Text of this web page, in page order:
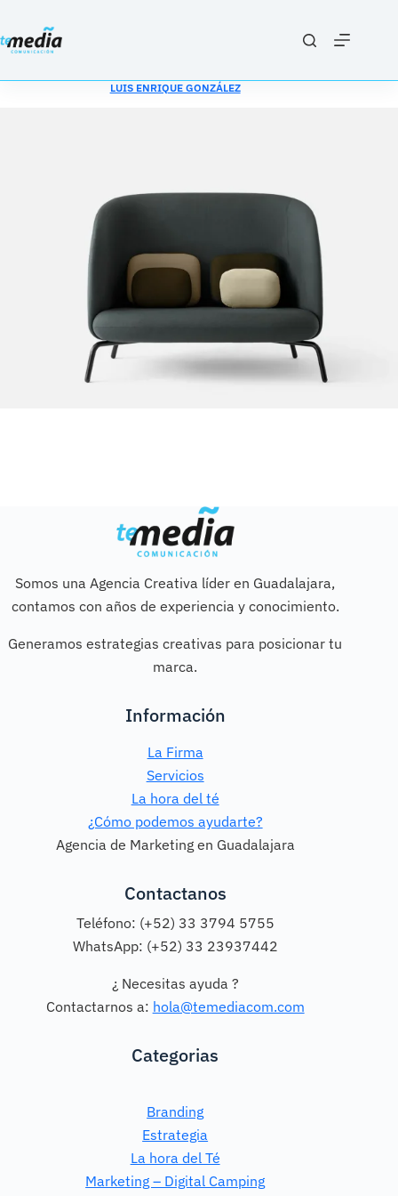
al
contenido
LUIS ENRIQUE GONZÁLEZ
Somos una Agencia Creativa líder en Guadalajara,
contamos con años de experiencia y conocimiento.
Generamos estrategias creativas para posicionar tu
marca.
Información
La Firma
Servicios
La hora del té
¿Cómo podemos ayudarte?
Agencia de Marketing en Guadalajara
Contactanos
Teléfono: (+52) 33 3794 5755
WhatsApp: (+52) 33 23937442
¿ Necesitas ayuda ?
Contactarnos a: hola@temediacom.com
Categorias
Branding
Estrategia
La hora del Té
Marketing – Digital Camping